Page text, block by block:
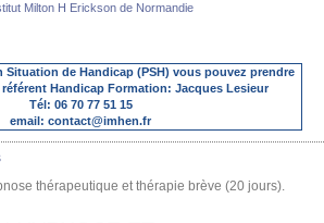
Situation de Handicap (PSH) vous pouvez prendre
Handicap Formation: Jacques Lesieur
Tél: 06 70 77 51 15
email: contact@imhen.fr
thérapeutique et thérapie brève (20 jours).